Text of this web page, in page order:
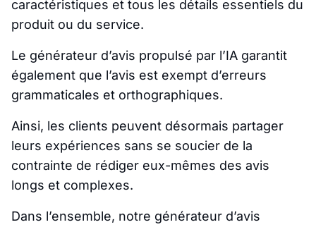
caractéristiques et tous les détails essentiels du
produit ou du service.
Le générateur d’avis propulsé par l’IA garantit
également que l’avis est exempt d’erreurs
grammaticales et orthographiques.
Ainsi, les clients peuvent désormais partager
leurs expériences sans se soucier de la
contrainte de rédiger eux-mêmes des avis
longs et complexes.
Dans l’ensemble, notre générateur d’avis